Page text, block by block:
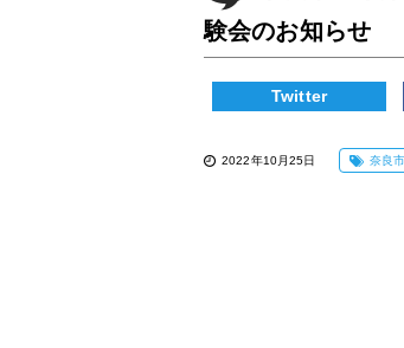
験会のお知らせ
Twitter
2022年10月25日 奈良市